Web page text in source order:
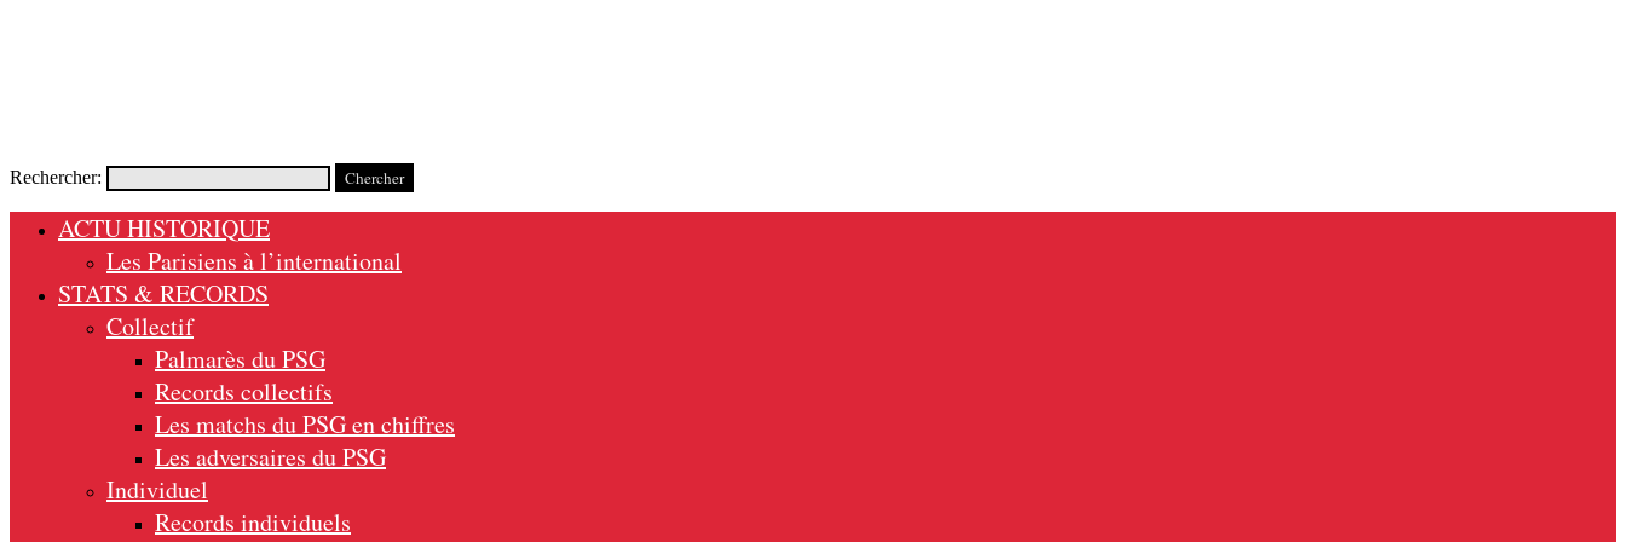
Rechercher:
ACTU HISTORIQUE
Les Parisiens à l’international
STATS & RECORDS
Collectif
Palmarès du PSG
Records collectifs
Les matchs du PSG en chiffres
Les adversaires du PSG
Individuel
Records individuels